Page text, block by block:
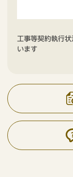
工事等契約執行
います